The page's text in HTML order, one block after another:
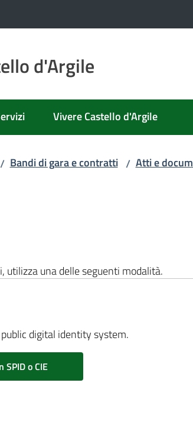
d'Argile
Vivere Castello d'Argile
/ Bandi di gara e contratti / Atti e
utilizza una delle seguenti modalità.
digital identity system.
SPID o CIE